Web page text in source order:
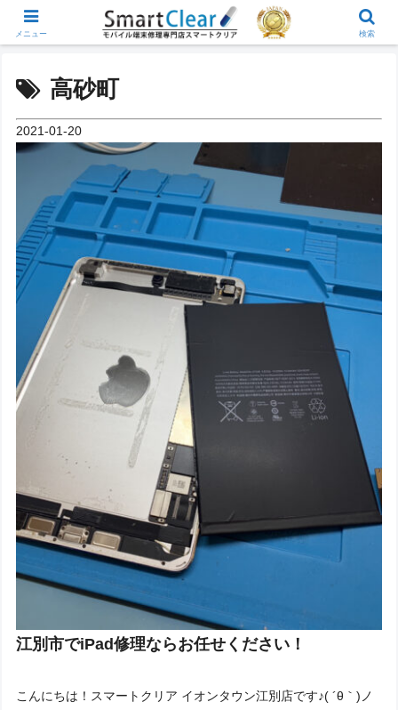
高砂町
2021-01-20
江別市でiPad修理ならお任せください！
こんにちは！スマートクリア イオンタウン江別店です♪( ´θ｀)ノ
メニュー 検索